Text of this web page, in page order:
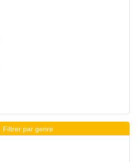
Filtrer par genre